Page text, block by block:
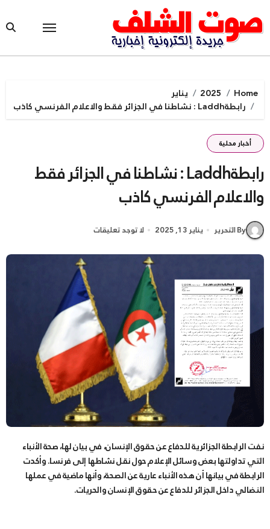
to
content
Home
2025
يناير
رابطةLaddh : نشاطنا في الجزائر فقط والاعلام الفرنسي كاذب
أخبار محلية
رابطةLaddh : نشاطنا في الجزائر فقط
والاعلام الفرنسي كاذب
By التحرير يناير 13, 2025 لا توجد تعليقات
نفت الرابطة الجزائرية للدفاع عن حقوق الإنسان، في بيان لها، صحة الأنباء
التي تداولتها بعض وسائل الإعلام حول نقل نشاطها إلى فرنسا. وأكدت
الرابطة في بيانها أن هذه الأنباء عارية عن الصحة، وأنها ماضية في عملها
النضالي داخل الجزائر للدفاع عن حقوق الإنسان والحريات.